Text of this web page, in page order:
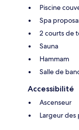
Piscine
Spa
2 courts de
Sauna
Hammam
Salle de
Accessibilité
Ascenseur
Largeur des